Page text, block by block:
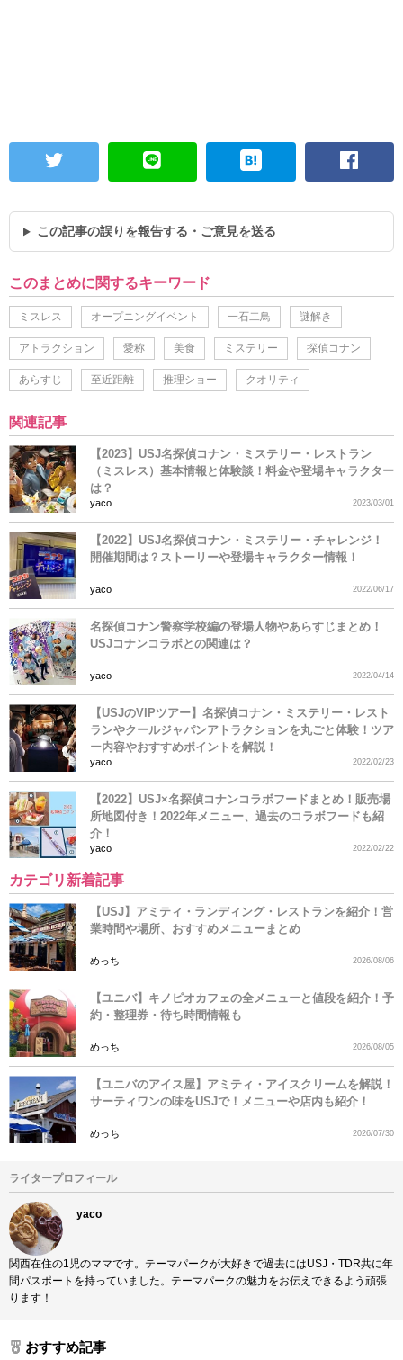
この記事の誤りを報告する・ご意見を送る
このまとめに関するキーワード
ミスレス オープニングイベント 一石二鳥 謎解き
アトラクション 愛称 美食 ミステリー 探偵コナン
あらすじ 至近距離 推理ショー クオリティ
関連記事
【2023】USJ名探偵コナン・ミステリー・レストラン
（ミスレス）基本情報と体験談！料金や登場キャラクター
は？
yaco 2023/03/01
【2022】USJ名探偵コナン・ミステリー・チャレンジ！
開催期間は？ストーリーや登場キャラクター情報！
yaco 2022/06/17
名探偵コナン警察学校編の登場人物やあらすじまとめ！
USJコナンコラボとの関連は？
yaco 2022/04/14
【USJのVIPツアー】名探偵コナン・ミステリー・レスト
ランやクールジャパンアトラクションを丸ごと体験！ツア
ー内容やおすすめポイントを解説！
yaco 2022/02/23
【2022】USJ×名探偵コナンコラボフードまとめ！販売場
所地図付き！2022年メニュー、過去のコラボフードも紹
介！
yaco 2022/02/22
カテゴリ新着記事
【USJ】アミティ・ランディング・レストランを紹介！営
業時間や場所、おすすめメニューまとめ
めっち 2026/08/06
【ユニバ】キノピオカフェの全メニューと値段を紹介！予
約・整理券・待ち時間情報も
めっち 2026/08/05
【ユニバのアイス屋】アミティ・アイスクリームを解説！
サーティワンの味をUSJで！メニューや店内も紹介！
めっち 2026/07/30
ライタープロフィール
yaco
関西在住の1児のママです。テーマパークが大好きで過去にはUSJ・TDR共に年
間パスポートを持っていました。テーマパークの魅力をお伝えできるよう頑張
ります！
おすすめ記事